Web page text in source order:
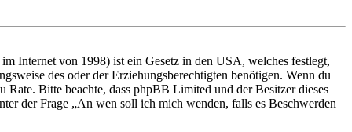
Internet von 1998) ist ein Gesetz in den USA, welches festlegt,
des oder der Erziehungsberechtigten benötigen. Wenn du
Bitte beachte, dass phpBB Limited und der Besitzer dieses
der Frage „An wen soll ich mich wenden, falls es Beschwerden